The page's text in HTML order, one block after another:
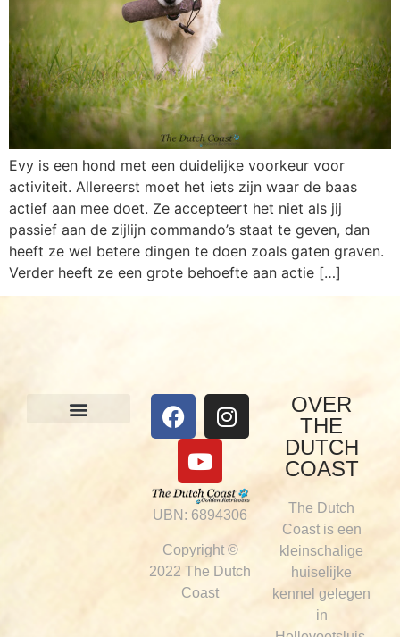
Evy is een hond met een duidelijke voorkeur voor
activiteit. Allereerst moet het iets zijn waar de baas
actief aan mee doet. Ze accepteert het niet als jij
passief aan de zijlijn commando’s staat te geven, dan
heeft ze wel betere dingen te doen zoals gaten graven.
Verder heeft ze een grote behoefte aan actie […]
UBN: 6894306
Copyright ©
2022 The Dutch
Coast
OVER
THE
DUTCH
COAST
The Dutch
Coast is een
kleinschalige
huiselijke
kennel gelegen
in